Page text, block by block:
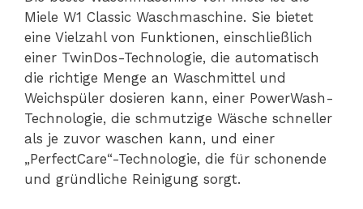
Miele W1 Classic Waschmaschine. Sie bietet
eine Vielzahl von Funktionen, einschließlich
einer TwinDos-Technologie, die automatisch
die richtige Menge an Waschmittel und
Weichspüler dosieren kann, einer PowerWash-
Technologie, die schmutzige Wäsche schneller
als je zuvor waschen kann, und einer
„PerfectCare“-Technologie, die für schonende
und gründliche Reinigung sorgt.